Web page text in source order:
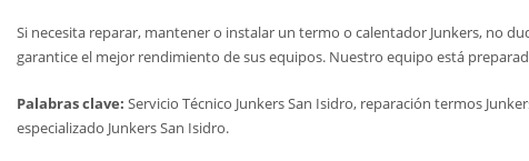
Si necesita reparar, mantener o instalar un termo o calentador Junkers, no
garantice el mejor rendimiento de sus equipos. Nuestro equipo está
Palabras clave: Servicio Técnico Junkers San Isidro, reparación termos
especializado Junkers San Isidro.